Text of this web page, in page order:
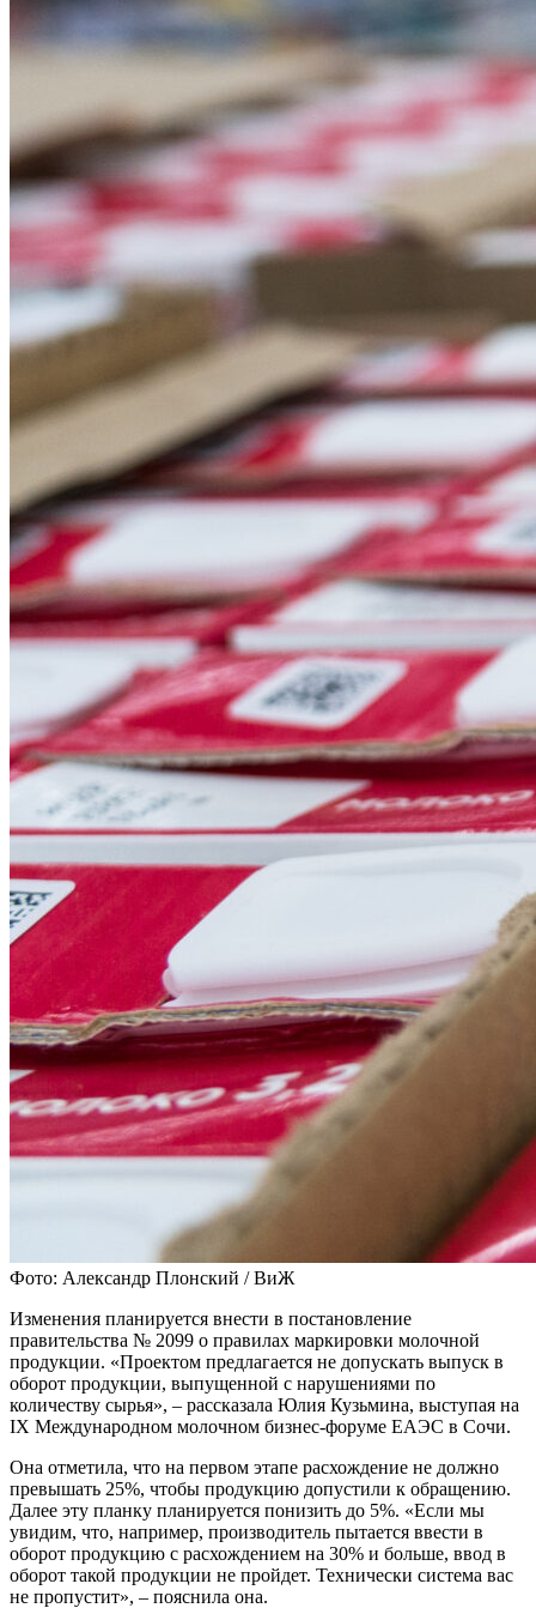
Фото: Александр Плонский / ВиЖ
Изменения планируется внести в постановление
правительства № 2099 о правилах маркировки молочной
продукции. «Проектом предлагается не допускать выпуск в
оборот продукции, выпущенной с нарушениями по
количеству сырья», – рассказала Юлия Кузьмина, выступая на
IX Международном молочном бизнес-форуме ЕАЭС в Сочи.
Она отметила, что на первом этапе расхождение не должно
превышать 25%, чтобы продукцию допустили к обращению.
Далее эту планку планируется понизить до 5%. «Если мы
увидим, что, например, производитель пытается ввести в
оборот продукцию с расхождением на 30% и больше, ввод в
оборот такой продукции не пройдет. Технически система вас
не пропустит», – пояснила она.